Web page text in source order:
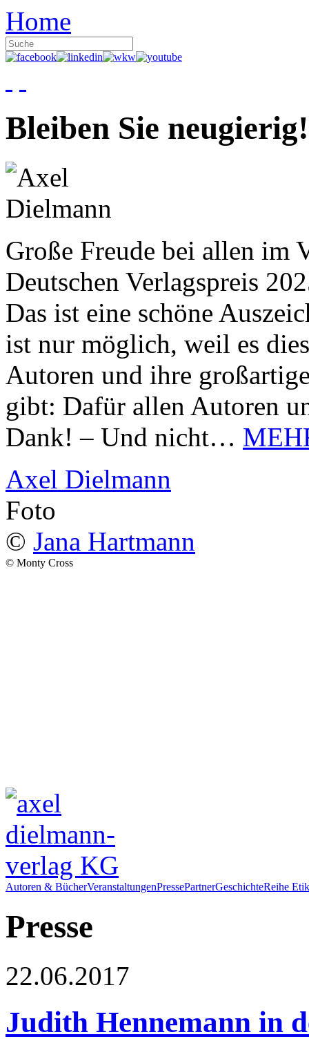
Home
Bleiben Sie neugierig!
Große Freude bei allen im
Deutschen Verlagspreis
Das ist eine schöne
ist nur möglich, weil es
Autoren und ihre
gibt: Dafür allen Autoren
Dank! – Und nicht…
Axel Dielmann
Foto
© Jana Hartmann
© Monty Cross
Autoren & BücherVeranstaltungenPressePartnerGeschichteReihe
Presse
22.06.2017
Judith Hennemann in